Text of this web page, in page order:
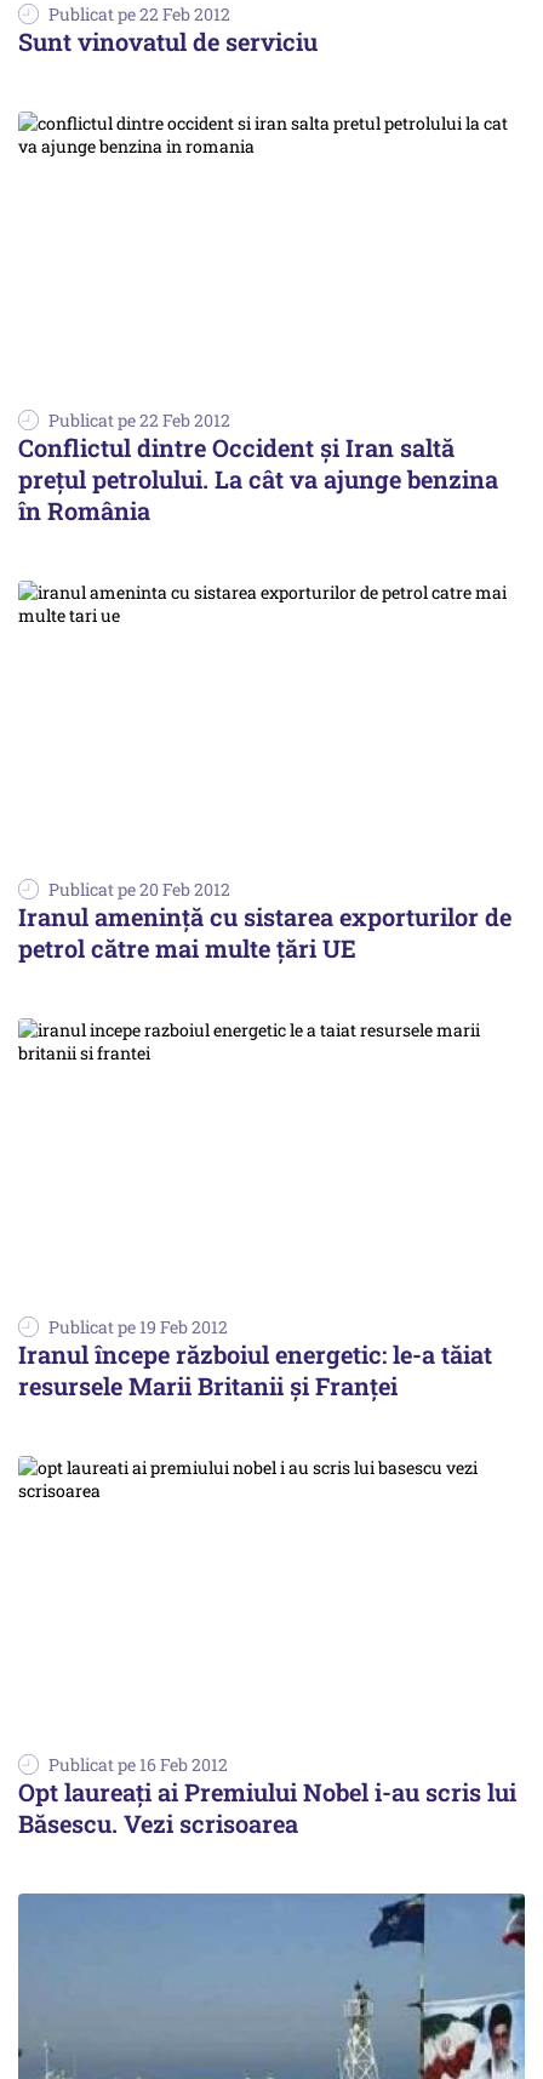
Publicat pe 22 Feb 2012
Sunt vinovatul de serviciu
Publicat pe 22 Feb 2012
Conflictul dintre Occident și Iran saltă
prețul petrolului. La cât va ajunge benzina
în România
Publicat pe 20 Feb 2012
Iranul ameninţă cu sistarea exporturilor de
petrol către mai multe ţări UE
Publicat pe 19 Feb 2012
Iranul începe războiul energetic: le-a tăiat
resursele Marii Britanii şi Franţei
Publicat pe 16 Feb 2012
Opt laureaţi ai Premiului Nobel i-au scris lui
Băsescu. Vezi scrisoarea